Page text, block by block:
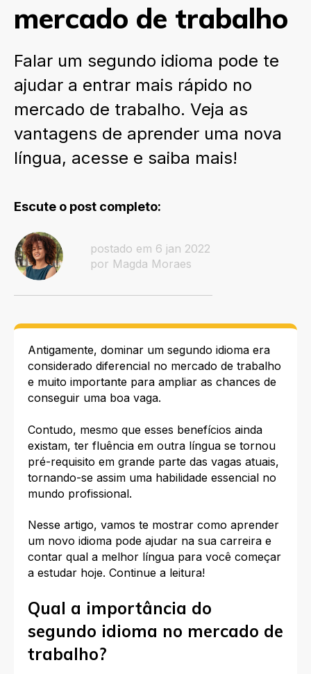
mercado de trabalho
Falar um segundo idioma pode te
ajudar a entrar mais rápido no
mercado de trabalho. Veja as
vantagens de aprender uma nova
língua, acesse e saiba mais!
Escute o post completo:
postado em 6 jan 2022
por Magda Moraes
Antigamente, dominar um segundo idioma era
considerado diferencial no mercado de trabalho
e muito importante para ampliar as chances de
conseguir uma boa vaga.
Contudo, mesmo que esses benefícios ainda
existam, ter fluência em outra língua se tornou
pré-requisito em grande parte das vagas atuais,
tornando-se assim uma habilidade essencial no
mundo profissional.
Nesse artigo, vamos te mostrar como aprender
um novo idioma pode ajudar na sua carreira e
contar qual a melhor língua para você começar
a estudar hoje. Continue a leitura!
Qual a importância do
segundo idioma no mercado de
trabalho?